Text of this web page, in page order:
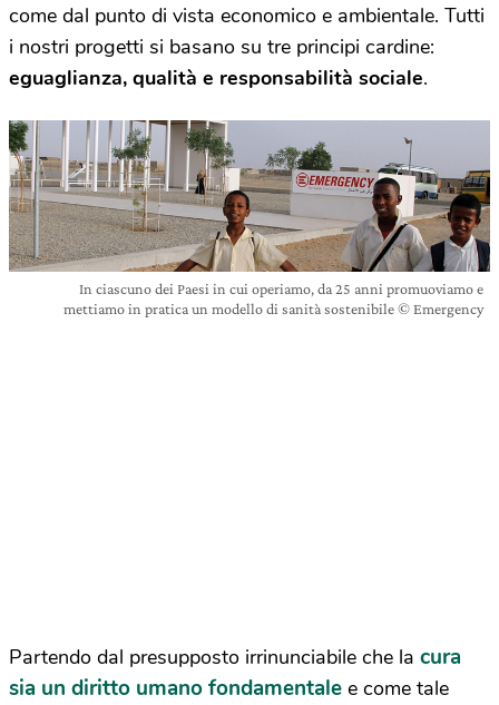
come dal punto di vista economico e ambientale. Tutti
i nostri progetti si basano su tre principi cardine:
eguaglianza, qualità e responsabilità sociale.
In ciascuno dei Paesi in cui operiamo, da 25 anni promuoviamo e
mettiamo in pratica un modello di sanità sostenibile © Emergency
Partendo dal presupposto irrinunciabile che la cura
sia un diritto umano fondamentale e come tale